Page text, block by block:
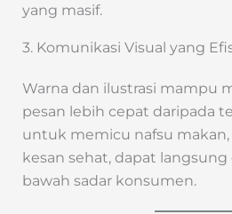
yang masif.
3. Komunikasi Visual yang
Warna dan ilustrasi mampu
pesan lebih cepat daripada
untuk memicu nafsu
kesan sehat, dapat
bawah sadar konsumen.